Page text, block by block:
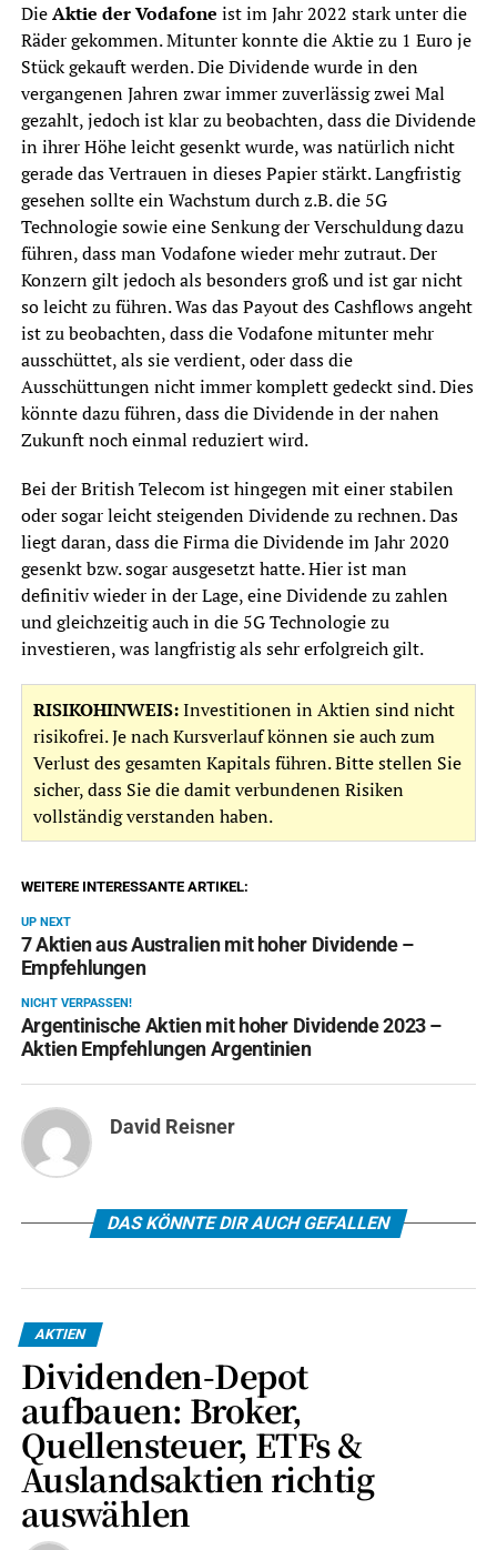
DieAktie der Vodafone ist im Jahr 2022 stark unter die
Räder gekommen. Mitunter konnte die Aktie zu 1 Euro je
Stück gekauft werden. Die Dividende wurde in den
vergangenen Jahren zwar immer zuverlässig zwei Mal
gezahlt, jedoch ist klar zu beobachten, dass die Dividende
in ihrer Höhe leicht gesenkt wurde, was natürlich nicht
gerade das Vertrauen in dieses Papier stärkt. Langfristig
gesehen sollte ein Wachstum durch z.B. die 5G
Technologie sowie eine Senkung der Verschuldung dazu
führen, dass man Vodafone wieder mehr zutraut. Der
Konzern gilt jedoch als besonders groß und ist gar nicht
so leicht zu führen. Was das Payout des Cashflows angeht
ist zu beobachten, dass die Vodafone mitunter mehr
ausschüttet, als sie verdient, oder dass die
Ausschüttungen nicht immer komplett gedeckt sind. Dies
könnte dazu führen, dass die Dividende in der nahen
Zukunft noch einmal reduziert wird.
Bei der British Telecom ist hingegen mit einer stabilen
oder sogar leicht steigenden Dividende zu rechnen. Das
liegt daran, dass die Firma die Dividende im Jahr 2020
gesenkt bzw. sogar ausgesetzt hatte. Hier ist man
definitiv wieder in der Lage, eine Dividende zu zahlen
und gleichzeitig auch in die 5G Technologie zu
investieren, was langfristig als sehr erfolgreich gilt.
RISIKOHINWEIS:Investitionen in Aktien sind nicht
risikofrei. Je nach Kursverlauf können sie auch zum
Verlust des gesamten Kapitals führen. Bitte stellen Sie
sicher, dass Sie die damit verbundenen Risiken
vollständig verstanden haben.
WEITERE INTERESSANTE ARTIKEL:
UP NEXT
7 Aktien aus Australien mit hoher Dividende –
Empfehlungen
NICHT VERPASSEN!
Argentinische Aktien mit hoher Dividende 2023 –
Aktien Empfehlungen Argentinien
David Reisner
DAS KÖNNTE DIR AUCH GEFALLEN
AKTIEN
Dividenden-Depot
aufbauen: Broker,
Quellensteuer, ETFs &
Auslandsaktien richtig
auswählen